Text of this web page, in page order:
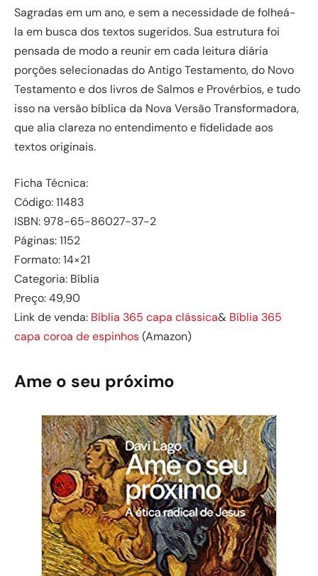
Sagradas em um ano, e sem a necessidade de folheá-
la em busca dos textos sugeridos. Sua estrutura foi
pensada de modo a reunir em cada leitura diária
porções selecionadas do Antigo Testamento, do Novo
Testamento e dos livros de Salmos e Provérbios, e tudo
isso na versão bíblica da Nova Versão Transformadora,
que alia clareza no entendimento e fidelidade aos
textos originais.
Ficha Técnica:
Código: 11483
ISBN: 978-65-86027-37-2
Páginas: 1152
Formato: 14×21
Categoria: Bíblia
Preço: 49,90
Link de venda: Bíblia 365 capa clássica& Bíblia 365
capa coroa de espinhos(Amazon)
Ame o seu próximo